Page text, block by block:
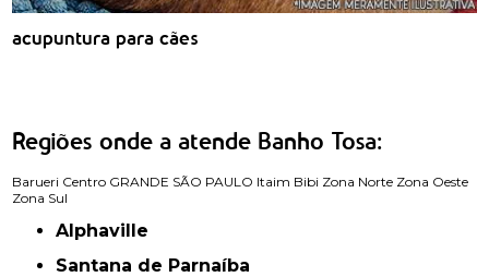
acupuntura para cães
Regiões onde a atende Banho Tosa:
Barueri Centro GRANDE SÃO PAULO Itaim Bibi Zona Norte Zona Oeste
Zona Sul
Alphaville
Santana de Parnaíba